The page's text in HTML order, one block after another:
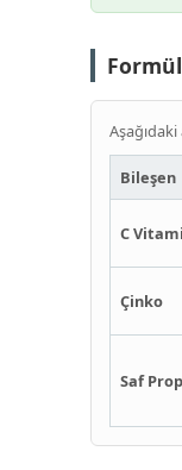
Bileşen
C
Çinko
Saf